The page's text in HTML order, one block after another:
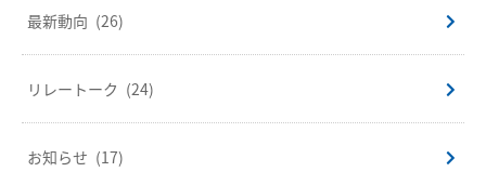
最新動向 (26)
リレートーク (24)
お知らせ (17)